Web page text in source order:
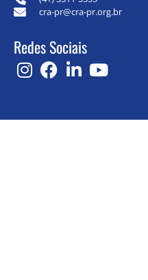
cra-pr@cra-pr.org.br
Redes Sociais